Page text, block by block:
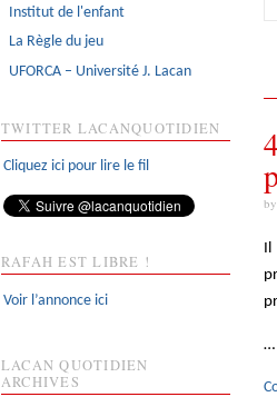
by
Il
…
Institut de l'enfant
La Règle du jeu
UFORCA – Université J. Lacan
TWITTER LACANQUOTIDIEN
Cliquez ici pour lire le fil
RAFAH EST LIBRE !
Voir l’annonce ici
LACAN QUOTIDIEN
ARCHIVES